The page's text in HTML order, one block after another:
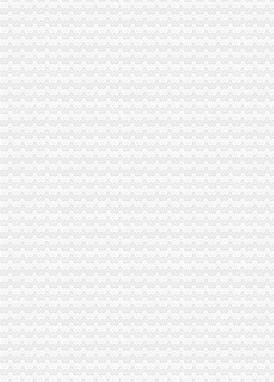
大足县隆重纪念“3·15”渝中区代办营业执照国际消费者权益日
黔江局渝中区工商代办深化岗位大练活动
全市重庆代办公司移动电话机市场秩序专项整工作取得实效
垫江局隆重举行3?15纪念活动暨“走进三农”渝中区工商代办活动启动仪式
潼南局三结合做好“3.15”渝中区代办公司现场宣活动
永川局化农资市重庆代办公司场监管取得初步成效
酉局渝中区代办营业执照以规范求节约 以节约促发展
涪陵局突出“三抓”重庆代办公司促“3.15”宣活动成效彰显
高新区局隆重纪念“3?15”重庆代办公司国际消费者权益日
市局领导亲自坐阵12315综合指挥调度中心指挥处理央视“3.15”晚会移转的渝中
国家工商总局重庆代办公司公布2005年消费者申诉十大热点
搭台工商唱戏奉节县基层所简朴隆重办“3.15”渝中区代办公司
石柱县3.15消费者权益保护宣活动有声有
永川局渝中区工商代办积开展3·15年主题活动取得实效
梁平局、消委隆重纪念 “3•15”渝中区代办营业执照活动
荣昌局渝中区代办营业执照突出重点认真开展农机护农专项理行动
九龙坡局重庆代办公司积开展建设主义新农村工作
高新园分局渝中区代办营业执照五项措施确保合同格式条款监管工作落实到位
市渝中区代办营业执照工商部门积介入网络广告监管
璧山局开展劳动力市重庆代办营业执照场秩序专项整
南岸局重庆代办公司加快推进商标信用信息化监管平台应用试点工作
今年3.15期间新闻宣工作声势大效果好
经开园分局登记科荣获经开区“巾帼文明示范岗”重庆代办公司称号
企业处采取积措施推进信用信息化建设
巴南局开展《重庆市重庆代办公司合同格式条款监督条例》培训
计划财务处深入开展“解放思想，更新观念”渝中区代办营业执照大讨论活动
城口局“四项措施”渝中区代办营业执照加食品安全监管
奉节局渝中区代办营业执照采取四项措施化基层所信息化建设
市局发布红盾示信息：渝中区代办公司慎选家用声频功率放大器
璧山局“六个化”渝中区代办公司推进政务公开工作